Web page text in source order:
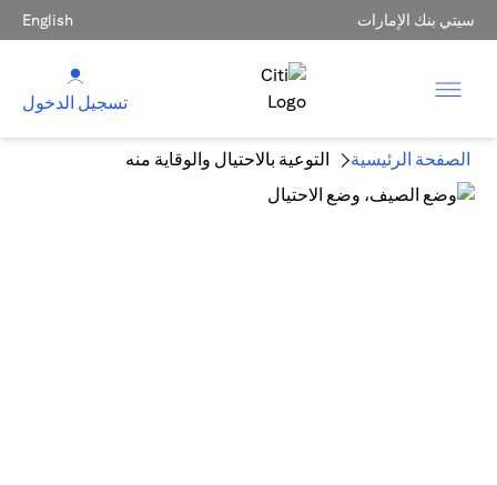
سيتي بنك الإمارات English
تسجيل الدخول
الصفحة الرئيسية التوعية بالاحتيال والوقاية منه